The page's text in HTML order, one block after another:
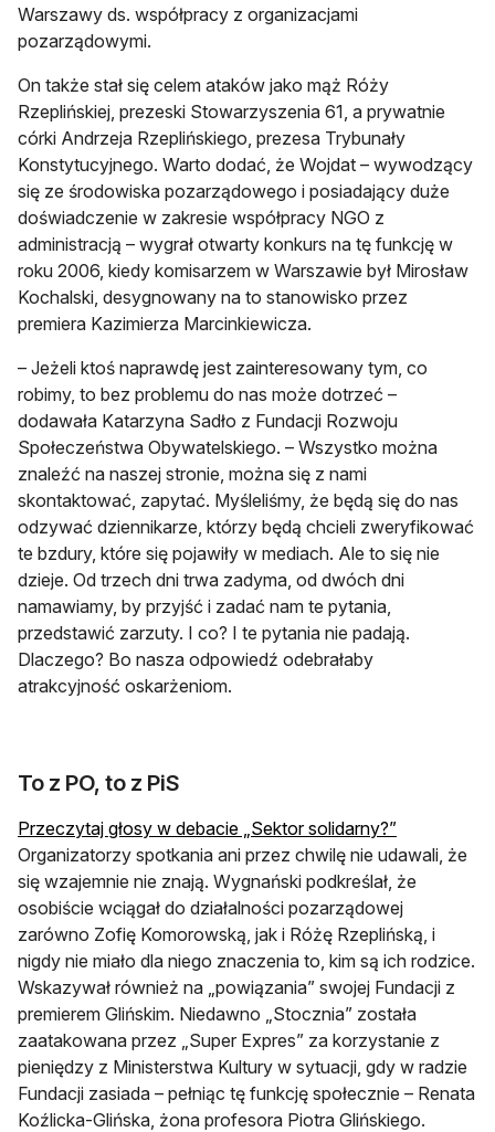
Warszawy ds. współpracy z organizacjami
pozarządowymi.
On także stał się celem ataków jako mąż Róży
Rzeplińskiej, prezeski Stowarzyszenia 61, a prywatnie
córki Andrzeja Rzeplińskiego, prezesa Trybunały
Konstytucyjnego. Warto dodać, że Wojdat – wywodzący
się ze środowiska pozarządowego i posiadający duże
doświadczenie w zakresie współpracy NGO z
administracją – wygrał otwarty konkurs na tę funkcję w
roku 2006, kiedy komisarzem w Warszawie był Mirosław
Kochalski, desygnowany na to stanowisko przez
premiera Kazimierza Marcinkiewicza.
– Jeżeli ktoś naprawdę jest zainteresowany tym, co
robimy, to bez problemu do nas może dotrzeć –
dodawała Katarzyna Sadło z Fundacji Rozwoju
Społeczeństwa Obywatelskiego. – Wszystko można
znaleźć na naszej stronie, można się z nami
skontaktować, zapytać. Myśleliśmy, że będą się do nas
odzywać dziennikarze, którzy będą chcieli zweryfikować
te bzdury, które się pojawiły w mediach. Ale to się nie
dzieje. Od trzech dni trwa zadyma, od dwóch dni
namawiamy, by przyjść i zadać nam te pytania,
przedstawić zarzuty. I co? I te pytania nie padają.
Dlaczego? Bo nasza odpowiedź odebrałaby
atrakcyjność oskarżeniom.
To z PO, to z PiS
Przeczytaj głosy w debacie „Sektor solidarny?”otwiera się
Organizatorzy spotkania ani przez chwilę nie udawali, że
się wzajemnie nie znają. Wygnański podkreślał, że
osobiście wciągał do działalności pozarządowej
zarówno Zofię Komorowską, jak i Różę Rzeplińską, i
nigdy nie miało dla niego znaczenia to, kim są ich rodzice.
Wskazywał również na „powiązania” swojej Fundacji z
premierem Glińskim. Niedawno „Stocznia” została
zaatakowana przez „Super Expres” za korzystanie z
pieniędzy z Ministerstwa Kultury w sytuacji, gdy w radzie
Fundacji zasiada – pełniąc tę funkcję społecznie – Renata
Koźlicka-Glińska, żona profesora Piotra Glińskiego.